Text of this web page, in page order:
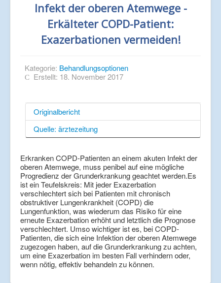
Infekt der oberen Atemwege -
Erkälteter COPD-Patient:
Exazerbationen vermeiden!
Kategorie: Behandlungsoptionen
Erstellt: 18. November 2017
Originalbericht
Quelle: ärztezeitung
Erkranken COPD-Patienten an einem akuten Infekt der
oberen Atemwege, muss penibel auf eine mögliche
Progredienz der Grunderkrankung geachtet werden.Es
ist ein Teufelskreis: Mit jeder Exazerbation
verschlechtert sich bei Patienten mit chronisch
obstruktiver Lungenkrankheit (COPD) die
Lungenfunktion, was wiederum das Risiko für eine
erneute Exazerbation erhöht und letztlich die Prognose
verschlechtert. Umso wichtiger ist es, bei COPD-
Patienten, die sich eine Infektion der oberen Atemwege
zugezogen haben, auf die Grunderkrankung zu achten,
um eine Exazerbation im besten Fall verhindern oder,
wenn nötig, effektiv behandeln zu können.